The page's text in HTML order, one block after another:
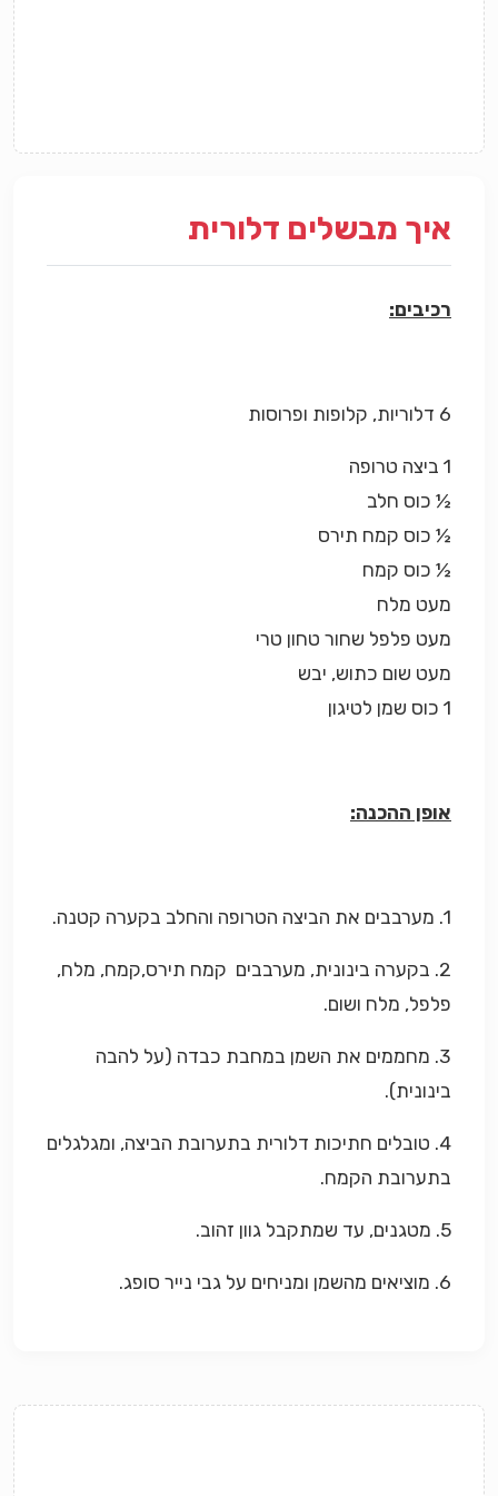
איך מבשלים דלורית
רכיבים:
6 דלוריות, קלופות ופרוסות
1 ביצה טרופה
½ כוס חלב
½ כוס קמח תירס
½ כוס קמח
מעט מלח
מעט פלפל שחור טחון טרי
מעט שום כתוש, יבש
1 כוס שמן לטיגון
אופן ההכנה:
1. מערבבים את הביצה הטרופה והחלב בקערה קטנה.
2. בקערה בינונית, מערבבים קמח תירס,קמח, מלח,
פלפל, מלח ושום.
3. מחממים את השמן במחבת כבדה (על להבה
בינונית).
4. טובלים חתיכות דלורית בתערובת הביצה, ומגלגלים
בתערובת הקמח.
5. מטגנים, עד שמתקבל גוון זהוב.
6. מוציאים מהשמן ומניחים על גבי נייר סופג.